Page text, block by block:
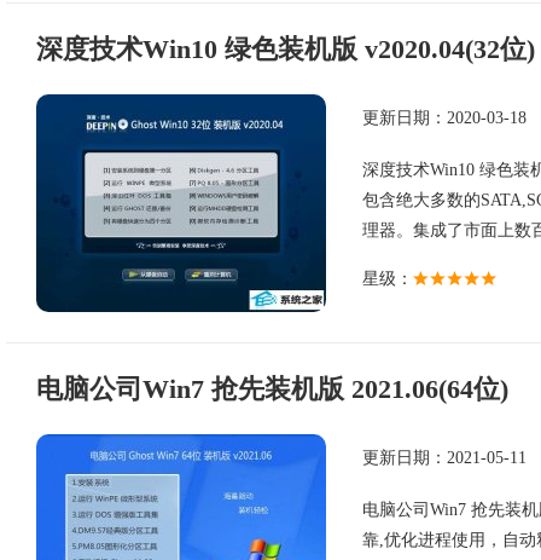
深度技术Win10 绿色装机版 v2020.04(32位)
更新日期：2020-03-18
深度技术Win10 绿色装
包含绝大多数的
理器。集成了市面上数
星级：
电脑公司Win7 抢先装机版 2021.06(64位)
更新日期：2021-05-11
电脑公司Win7 抢先装
靠,优化进程使用，自